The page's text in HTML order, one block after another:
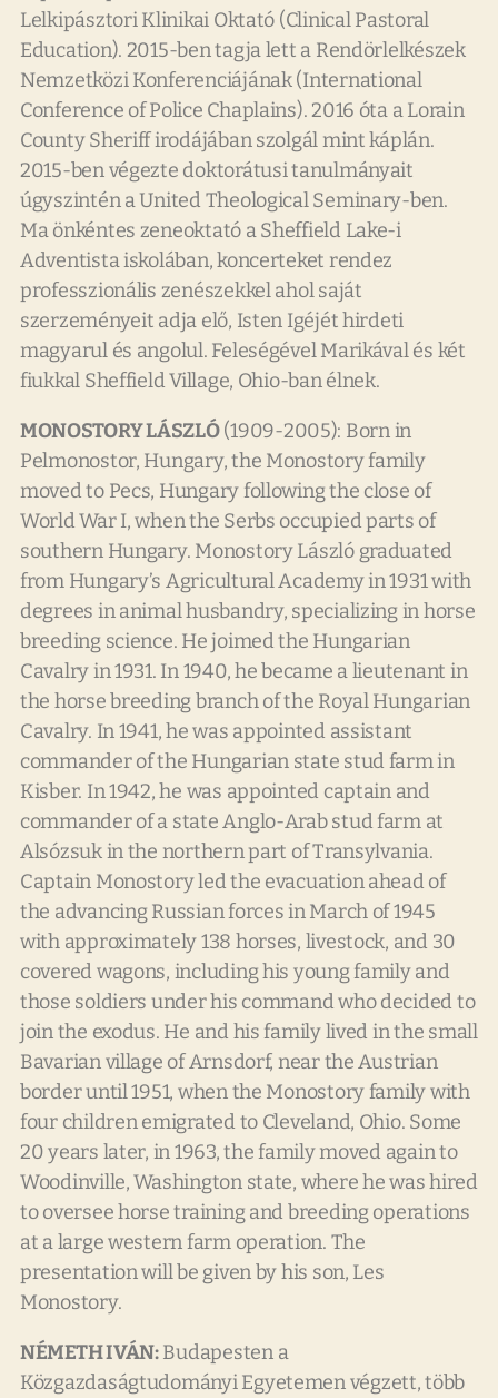
Lelkipásztori Klinikai Oktató (Clinical Pastoral
Education). 2015-ben tagja lett a Rendörlelkészek
Nemzetközi Konferenciájának (International
Conference of Police Chaplains). 2016 óta a Lorain
County Sheriff irodájában szolgál mint káplán.
2015-ben végezte doktorátusi tanulmányait
úgyszintén a United Theological Seminary-ben.
Ma önkéntes zeneoktató a Sheffield Lake-i
Adventista iskolában, koncerteket rendez
professzionális zenészekkel ahol saját
szerzeményeit adja elő, Isten Igéjét hirdeti
magyarul és angolul. Feleségével Marikával és két
fiukkal Sheffield Village, Ohio-ban élnek.
MONOSTORY LÁSZLÓ(1909-2005): Born in
Pelmonostor, Hungary, the Monostory family
moved to Pecs, Hungary following the close of
World War I, when the Serbs occupied parts of
southern Hungary. Monostory László graduated
from Hungary’s Agricultural Academy in 1931 with
degrees in animal husbandry, specializing in horse
breeding science. He joimed the Hungarian
Cavalry in 1931. In 1940, he became a lieutenant in
the horse breeding branch of the Royal Hungarian
Cavalry. In 1941, he was appointed assistant
commander of the Hungarian state stud farm in
Kisber. In 1942, he was appointed captain and
commander of a state Anglo-Arab stud farm at
Alsózsuk in the northern part of Transylvania.
Captain Monostory led the evacuation ahead of
the advancing Russian forces in March of 1945
with approximately 138 horses, livestock, and 30
covered wagons, including his young family and
those soldiers under his command who decided to
join the exodus. He and his family lived in the small
Bavarian village of Arnsdorf, near the Austrian
border until 1951, when the Monostory family with
four children emigrated to Cleveland, Ohio. Some
20 years later, in 1963, the family moved again to
Woodinville, Washington state, where he was hired
to oversee horse training and breeding operations
at a large western farm operation. The
presentation will be given by his son, Les
Monostory.
NÉMETH IVÁN:Budapesten a
Közgazdaságtudományi Egyetemen végzett, több